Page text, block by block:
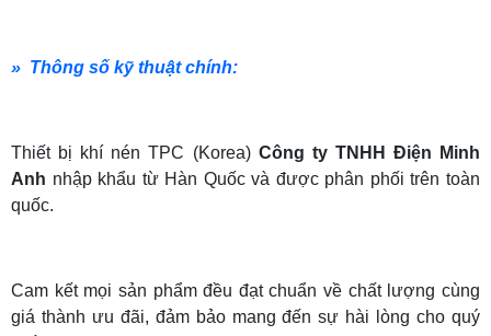
» Thông số kỹ thuật chính:
Thiết bị khí nén TPC (Korea) Công ty TNHH Điện Minh
Anh nhập khẩu từ Hàn Quốc và được phân phối trên toàn
quốc.
Cam kết mọi sản phẩm đều đạt chuẩn về chất lượng cùng
giá thành ưu đãi, đảm bảo mang đến sự hài lòng cho quý